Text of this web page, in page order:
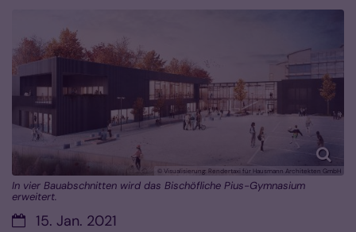
© Visualisierung: Rendertaxi für Hausmann Architekten GmbH
In vier Bauabschnitten wird das Bischöfliche Pius-Gymnasium
erweitert.
Datum:15. Jan. 2021